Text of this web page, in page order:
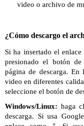
video o archivo de
¿Cómo descargo el
Si ha insertado el
presionado el botón
página de descarga. En
video en diferentes
seleccione el botón de
Windows/Linux: haga
descarga. Si usa